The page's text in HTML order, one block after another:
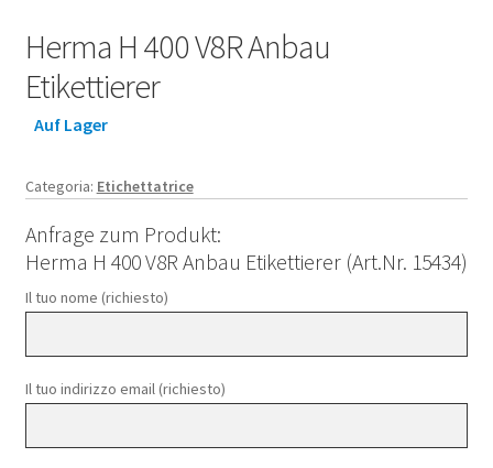
Herma H 400 V8R Anbau
Etikettierer
Auf Lager
Categoria: Etichettatrice
Anfrage zum Produkt:
Herma H 400 V8R Anbau Etikettierer (Art.Nr. 15434)
Il tuo nome (richiesto)
Il tuo indirizzo email (richiesto)